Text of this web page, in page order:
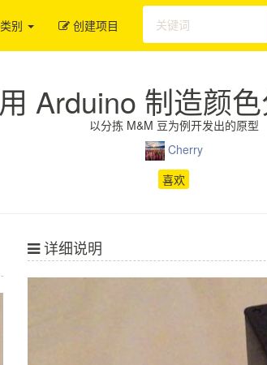
类别 创建项目
用 Arduino 制造颜
以分拣 M&M 豆为例开发出的原型
Cherry
喜欢
详细说明